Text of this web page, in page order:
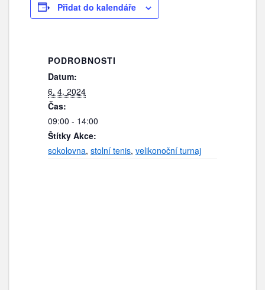
Přidat do kalendáře
PODROBNOSTI
Datum:
6. 4. 2024
Čas:
09:00 - 14:00
Štítky Akce:
sokolovna, stolní tenis, velikonoční turnaj